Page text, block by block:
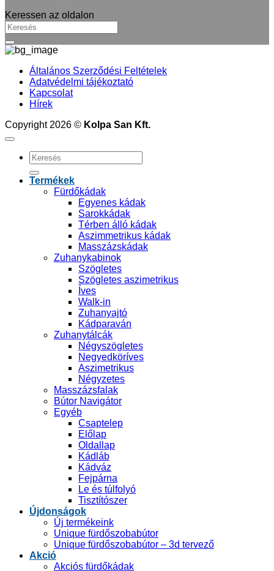
Keressen az oldalon
Általános Szerződési Feltételek
Adatvédelmi tájékoztató
Kapcsolat
Hírek
Copyright 2026 © Kolpa San Kft.
Keresés
a
következőre:
Termékek
Fürdőkádak
Egyenes kádak
Sarokkádak
Térben álló kádak
Aszimmetrikus kádak
Masszázskádak
Zuhanykabinok
Szögletes
Szögletes aszimetrikus
Íves
Walk-in
Zuhanyajtó
Kádparaván
Zuhanytálcák
Négyszögletes
Negyedköríves
Aszimetrikus
Négyzetes
Masszázsfalak
Bútor Navigátor
Egyéb
Csaptelep
Előlap
Oldallap
Kádláb
Kádváz
Fejpárna
Le és túlfolyó
Tisztítószer
Újdonságok
Új termékeink
Unique fürdőszobabútor
Unique fürdőszobabútor – 3d tervező
Akció
Akciós fürdőkádak